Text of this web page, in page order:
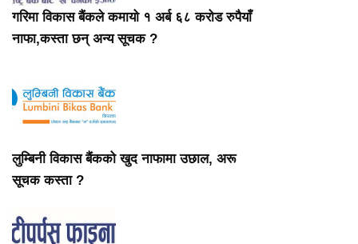
गरिमा विकास बैंकले कमायो १ अर्ब ६८ करोड रुपैयाँ
नाफा,कस्ता छन् अन्य सूचक ?
लुम्बिनी विकास बैंकको खुद नाफामा उछाल, अरू
सूचक कस्ता ?